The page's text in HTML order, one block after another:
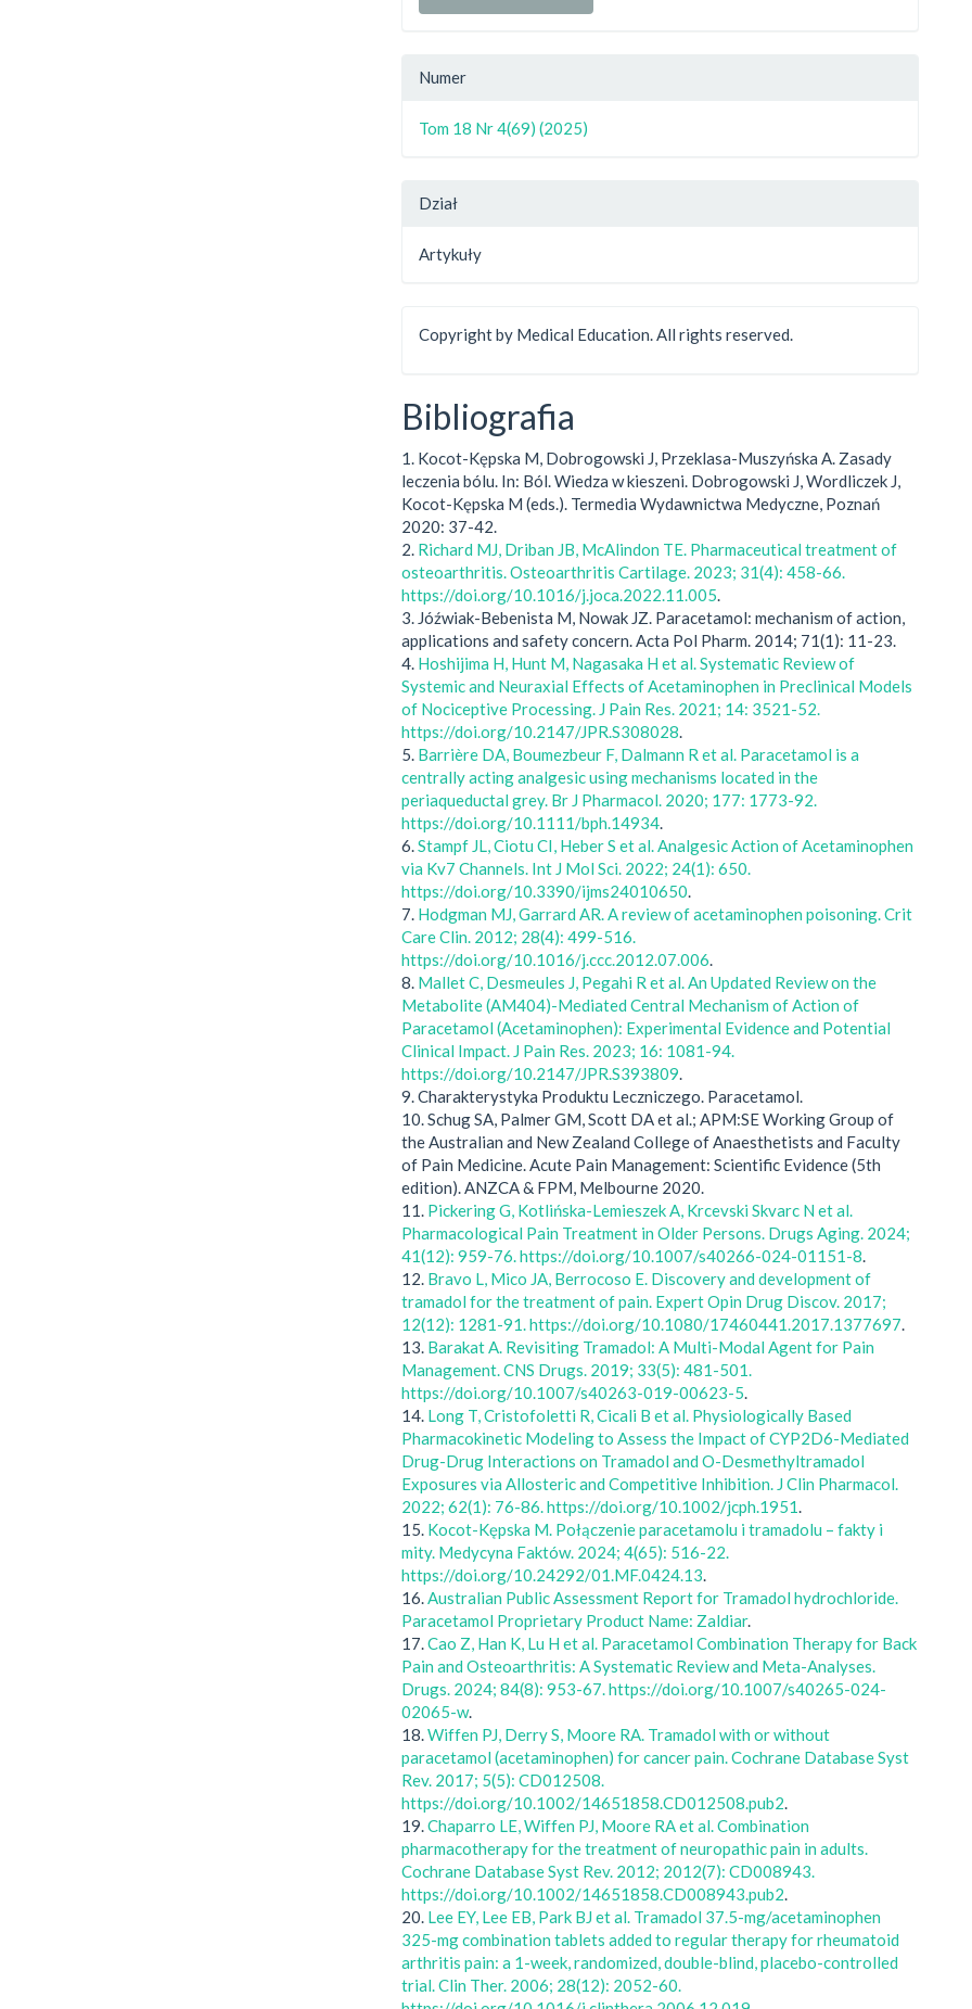
Numer
Tom 18 Nr 4(69) (2025)
Dział
Artykuły
Copyright by Medical Education. All rights reserved.
Bibliografia
1. Kocot-Kępska M, Dobrogowski J, Przeklasa-Muszyńska A. Zasady
leczenia bólu. In: Ból. Wiedza w kieszeni. Dobrogowski J, Wordliczek J,
Kocot-Kępska M (eds.). Termedia Wydawnictwa Medyczne, Poznań
2020: 37-42.
2. Richard MJ, Driban JB, McAlindon TE. Pharmaceutical treatment of
osteoarthritis. Osteoarthritis Cartilage. 2023; 31(4): 458-66.
https://doi.org/10.1016/j.joca.2022.11.005.
3. Jóźwiak-Bebenista M, Nowak JZ. Paracetamol: mechanism of action,
applications and safety concern. Acta Pol Pharm. 2014; 71(1): 11-23.
4. Hoshijima H, Hunt M, Nagasaka H et al. Systematic Review of
Systemic and Neuraxial Effects of Acetaminophen in Preclinical Models
of Nociceptive Processing. J Pain Res. 2021; 14: 3521-52.
https://doi.org/10.2147/JPR.S308028.
5. Barrière DA, Boumezbeur F, Dalmann R et al. Paracetamol is a
centrally acting analgesic using mechanisms located in the
periaqueductal grey. Br J Pharmacol. 2020; 177: 1773-92.
https://doi.org/10.1111/bph.14934.
6.Stampf JL, Ciotu CI, Heber S et al. Analgesic Action of Acetaminophen
via Kv7 Channels. Int J Mol Sci. 2022; 24(1): 650.
https://doi.org/10.3390/ijms24010650.
7. Hodgman MJ, Garrard AR. A review of acetaminophen poisoning. Crit
Care Clin. 2012; 28(4): 499-516.
https://doi.org/10.1016/j.ccc.2012.07.006.
8. Mallet C, Desmeules J, Pegahi R et al. An Updated Review on the
Metabolite (AM404)-Mediated Central Mechanism of Action of
Paracetamol (Acetaminophen): Experimental Evidence and Potential
Clinical Impact. J Pain Res. 2023; 16: 1081-94.
https://doi.org/10.2147/JPR.S393809.
9. Charakterystyka Produktu Leczniczego. Paracetamol.
10. Schug SA, Palmer GM, Scott DA et al.; APM:SE Working Group of
the Australian and New Zealand College of Anaesthetists and Faculty
of Pain Medicine. Acute Pain Management: Scientific Evidence (5th
edition). ANZCA & FPM, Melbourne 2020.
11. Pickering G, Kotlińska-Lemieszek A, Krcevski Skvarc N et al.
Pharmacological Pain Treatment in Older Persons. Drugs Aging. 2024;
41(12): 959-76. https://doi.org/10.1007/s40266-024-01151-8.
12. Bravo L, Mico JA, Berrocoso E. Discovery and development of
tramadol for the treatment of pain. Expert Opin Drug Discov. 2017;
12(12): 1281-91. https://doi.org/10.1080/17460441.2017.1377697.
13. Barakat A. Revisiting Tramadol: A Multi-Modal Agent for Pain
Management. CNS Drugs. 2019; 33(5): 481-501.
https://doi.org/10.1007/s40263-019-00623-5.
14. Long T, Cristofoletti R, Cicali B et al. Physiologically Based
Pharmacokinetic Modeling to Assess the Impact of CYP2D6-Mediated
Drug-Drug Interactions on Tramadol and O-Desmethyltramadol
Exposures via Allosteric and Competitive Inhibition. J Clin Pharmacol.
2022; 62(1): 76-86. https://doi.org/10.1002/jcph.1951.
15. Kocot-Kępska M. Połączenie paracetamolu i tramadolu – fakty i
mity. Medycyna Faktów. 2024; 4(65): 516-22.
https://doi.org/10.24292/01.MF.0424.13.
16.Australian Public Assessment Report for Tramadol hydrochloride.
Paracetamol Proprietary Product Name: Zaldiar.
17.Cao Z, Han K, Lu H et al. Paracetamol Combination Therapy for Back
Pain and Osteoarthritis: A Systematic Review and Meta-Analyses.
Drugs. 2024; 84(8): 953-67. https://doi.org/10.1007/s40265-024-
02065-w.
18.Wiffen PJ, Derry S, Moore RA. Tramadol with or without
paracetamol (acetaminophen) for cancer pain. Cochrane Database Syst
Rev. 2017; 5(5): CD012508.
https://doi.org/10.1002/14651858.CD012508.pub2.
19.Chaparro LE, Wiffen PJ, Moore RA et al. Combination
pharmacotherapy for the treatment of neuropathic pain in adults.
Cochrane Database Syst Rev. 2012; 2012(7): CD008943.
https://doi.org/10.1002/14651858.CD008943.pub2.
20. Lee EY, Lee EB, Park BJ et al. Tramadol 37.5-mg/acetaminophen
325-mg combination tablets added to regular therapy for rheumatoid
arthritis pain: a 1-week, randomized, double-blind, placebo-controlled
trial. Clin Ther. 2006; 28(12): 2052-60.